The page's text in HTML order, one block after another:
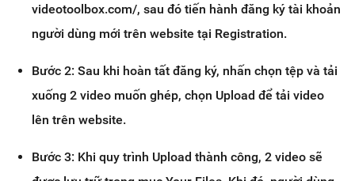
videotoolbox.com/, sau đó tiến hành đăng ký tài khoản
người dùng mới trên website tại Registration.
Bước 2: Sau khi hoàn tất đăng ký, nhấn chọn tệp và tải
xuống 2 video muốn ghép, chọn Upload để tải video
lên trên website.
Bước 3: Khi quy trình Upload thành công, 2 video sẽ